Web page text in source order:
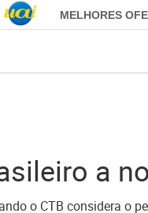
MELHORES
a
o CTB considera o